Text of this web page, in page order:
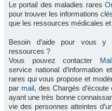
Le portail des maladies rares
pour trouver les informations
que les ressources médicales
Besoin d’aide pour vous y
ressources ?
Vous pouvez contacter
service national d’information
rares qui vous propose et
par mail, des Chargés d’écoute
ayant une très bonne
vie des personnes atteintes